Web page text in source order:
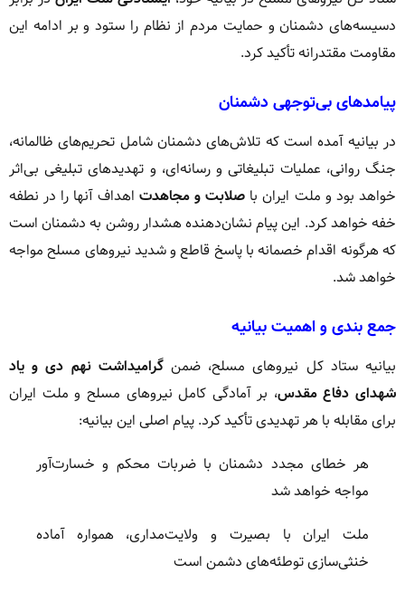
دسیسه‌های دشمنان و حمایت مردم از نظام را ستود و بر ادامه این
مقاومت مقتدرانه تأکید کرد.
پیامدهای بی‌توجهی دشمنان
در بیانیه آمده است که تلاش‌های دشمنان شامل تحریم‌های ظالمانه،
جنگ روانی، عملیات تبلیغاتی و رسانه‌ای، و تهدیدهای تبلیغی بی‌اثر
خواهد بود و ملت ایران با صلابت و مجاهدت اهداف آنها را در نطفه
خفه خواهد کرد. این پیام نشان‌دهنده هشدار روشن به دشمنان است
که هرگونه اقدام خصمانه با پاسخ قاطع و شدید نیروهای مسلح مواجه
خواهد شد.
جمع بندی و اهمیت بیانیه
بیانیه ستاد کل نیروهای مسلح، ضمنگرامیداشت نهم دی و یاد
شهدای دفاع مقدس، بر آمادگی کامل نیروهای مسلح و ملت ایران
برای مقابله با هر تهدیدی تأکید کرد. پیام اصلی این بیانیه:
هر خطای مجدد دشمنان با ضربات محکم و خسارت‌آور
مواجه خواهد شد
ملت ایران با بصیرت و ولایت‌مداری، همواره آماده
خنثی‌سازی توطئه‌های دشمن است